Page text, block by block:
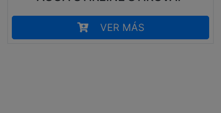
VER MÁS